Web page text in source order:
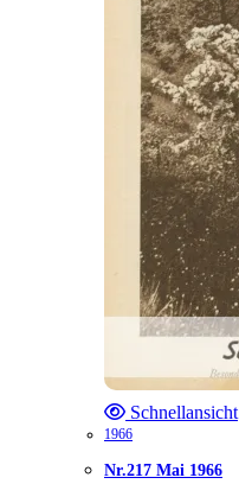
Schnellansicht
1966
Nr.217 Mai 1966